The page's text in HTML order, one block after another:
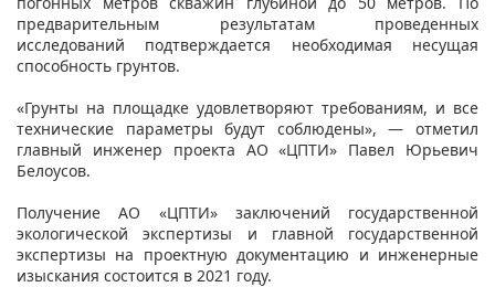
предварительным результатам проведенных
исследований подтверждается необходимая несущая
способность грунтов.
«Грунты на площадке удовлетворяют требованиям, и все
технические параметры будут соблюдены», — отметил
главный инженер проекта АО «ЦПТИ» Павел Юрьевич
Белоусов.
Получение АО «ЦПТИ» заключений государственной
экологической экспертизы и главной государственной
экспертизы на проектную документацию и инженерные
изыскания состоится в 2021 году.